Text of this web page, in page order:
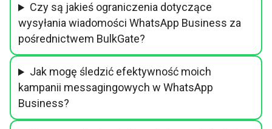
Czy są jakieś ograniczenia dotyczące
wysyłania wiadomości WhatsApp Business za
pośrednictwem BulkGate?
Jak mogę śledzić efektywność moich
kampanii messagingowych w WhatsApp
Business?